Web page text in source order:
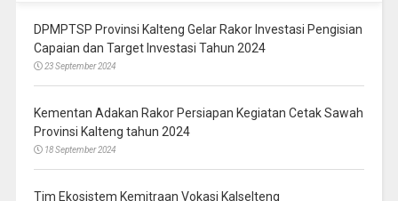
DPMPTSP Provinsi Kalteng Gelar Rakor Investasi Pengisian
Capaian dan Target Investasi Tahun 2024
23 September 2024
Kementan Adakan Rakor Persiapan Kegiatan Cetak Sawah
Provinsi Kalteng tahun 2024
18 September 2024
Tim Ekosistem Kemitraan Vokasi Kalselteng